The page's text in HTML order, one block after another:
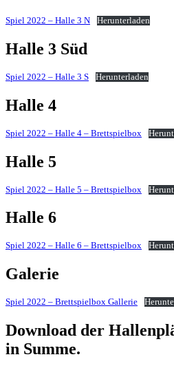
Spiel 2022 – Halle 3 N Herunterladen
Halle 3 Süd
Spiel 2022 – Halle 3 S Herunterladen
Halle 4
Spiel 2022 – Halle 4 – Brettspielbox
Halle 5
Spiel 2022 – Halle 5 – Brettspielbox
Halle 6
Spiel 2022 – Halle 6 – Brettspielbox
Galerie
Spiel 2022 – Brettspielbox Gallerie
Download der
in Summe.